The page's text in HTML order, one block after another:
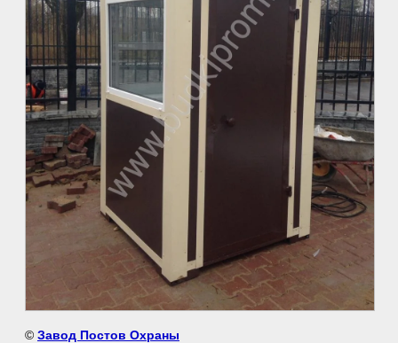
© Завод Постов Охраны